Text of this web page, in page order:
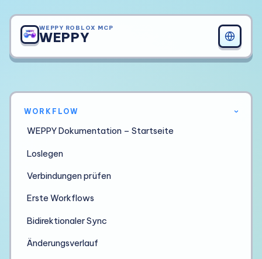
WEPPY ROBLOX MCP
WEPPY
WORKFLOW ›
WEPPY Dokumentation – Startseite
Loslegen
Verbindungen prüfen
Erste Workflows
Bidirektionaler Sync
Änderungsverlauf